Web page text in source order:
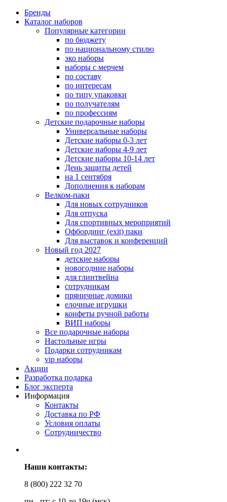
Бренды
Каталог наборов
Популярные категории
по бюджету
по национальному стилю
эко наборы
наборы с мерчем
по составу
по интересам
по типу упаковки
по получателям
по профессиям
Детские подарочные наборы
Универсальные наборы
Детские наборы 0-3 лет
Детские наборы 4-9 лет
Детские наборы 10-14 лет
День защиты детей
на 1 сентября
Дополнения к наборам
Велком-паки
Для новых сотрудников
Для отпуска
Для спортивных мероприятий
Офбординг (exit) паки
Для выставок и конференций
Новый год 2027
детские наборы
новогодние наборы
для глинтвейна
сотрудникам
пряничные домики
елочные игрушки
конфеты ручной работы
ВИП наборы
Все подарочные наборы
Настольные игры
Подарки сотрудникам
vip наборы
Акции
Разработка подарка
Блог эксперта
Информация
Контакты
Доставка по РФ
Условия оплаты
Сотрудничество
Наши контакты:
8 (800) 222 32 70